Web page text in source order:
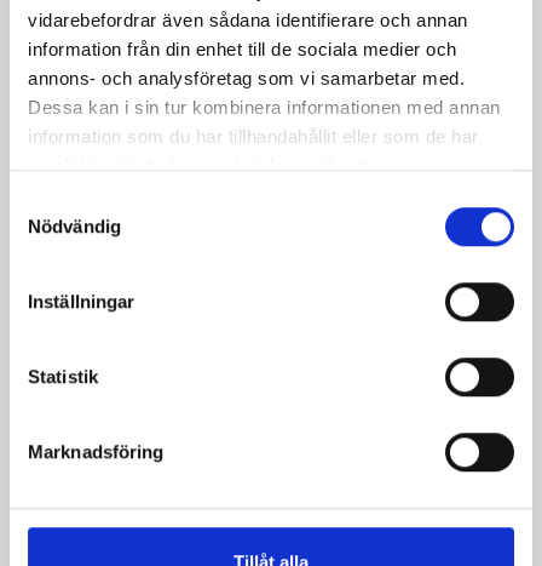
vidarebefordrar även sådana identifierare och annan
information från din enhet till de sociala medier och
annons- och analysföretag som vi samarbetar med.
Dessa kan i sin tur kombinera informationen med annan
information som du har tillhandahållit eller som de har
samlat in när du har använt deras tjänster.
Nödvändig
Inställningar
Statistik
Marknadsföring